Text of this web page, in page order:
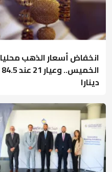
انخفاض أسعار الذهب محليا
الخميس.. وعيار 21 عند 84.5
دينارا